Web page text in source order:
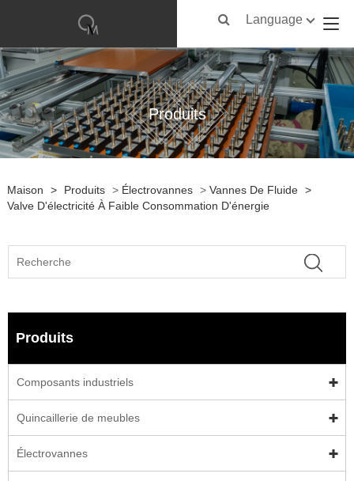
Language
Produits
Maison > Produits > Électrovannes > Vannes De Fluide >
Valve D'électricité À Faible Consommation D'énergie
Produits
Composants industriels
Quincaillerie de meubles
Électrovannes